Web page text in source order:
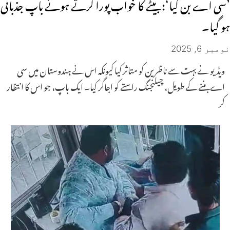
ہو گیا۔
نومبر 6, 2025
ویڈیو نے بہت سے ناظرین کو متاثر کیا کیونکہ اس نے ہندوستان میں سی
اے بننے کے طویل، چیلنجنگ راستے کو اجاگر کیا۔ ایک باپ، جو اس کا انتظار
کر